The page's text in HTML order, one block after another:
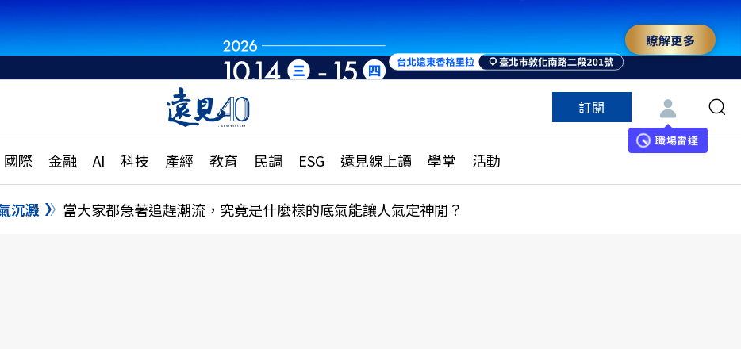
世界重組・洞見未來 與世界領袖同行
瞭解更多
訂閱
職場雷達
國際 金融 AI 科技 產經 教育 民調 ESG 遠見線上讀 學堂 活動
話題
國際
特輯
大學升學、職涯攻略
縣市施政調查全解析
民調
更多訂閱方案
特色頻道
沉澱 當大家都急著追趕潮流，究竟是什麼樣的底氣能讓人氣定神閒？